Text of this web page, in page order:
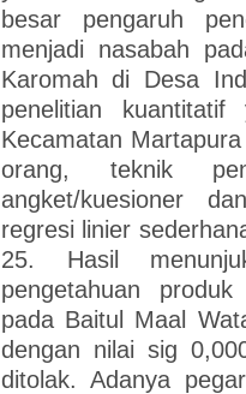
besar pengaruh
menjadi nasabah
Karomah di Desa
penelitian
Kecamatan
orang, teknik
angket/kuesioner
regresi linier
25. Hasil
pengetahuan
pada Baitul Maal
dengan nilai sig
ditolak. Adanya